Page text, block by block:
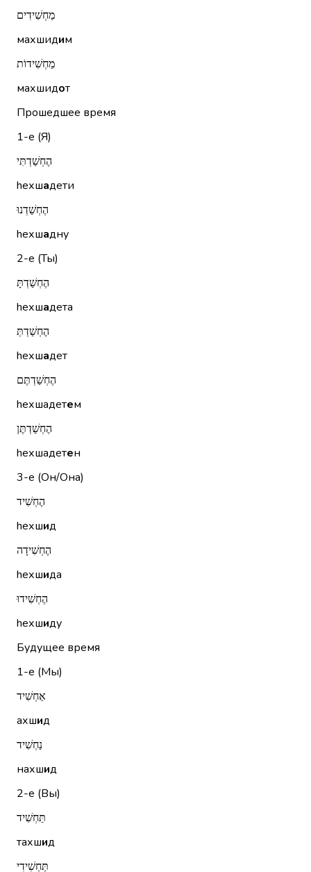
מַחְשִׁידִים
махшидим
מַחְשִׁידוֹת
махшидот
Прошедшее время
1-е (Я)
הֶחְשַׁדְתִּי
hехшадети
הֶחְשַׁדְנוּ
hехшадну
2-е (Ты)
הֶחְשַׁדְתָּ
hехшадета
הֶחְשַׁדְתְּ
hехшадет
הֶחְשַׁדְתֶּם
hехшадетем
הֶחְשַׁדְתֶּן
hехшадетен
3-е (Он/Она)
הֶחְשִׁיד
hехшид
הֶחְשִׁידָה
hехшида
הֶחְשִׁידוּ
hехшиду
Будущее время
1-е (Мы)
אַחְשִׁיד
ахшид
נַחְשִׁיד
нахшид
2-е (Вы)
תַּחְשִׁיד
тахшид
תַּחְשִׁידִי